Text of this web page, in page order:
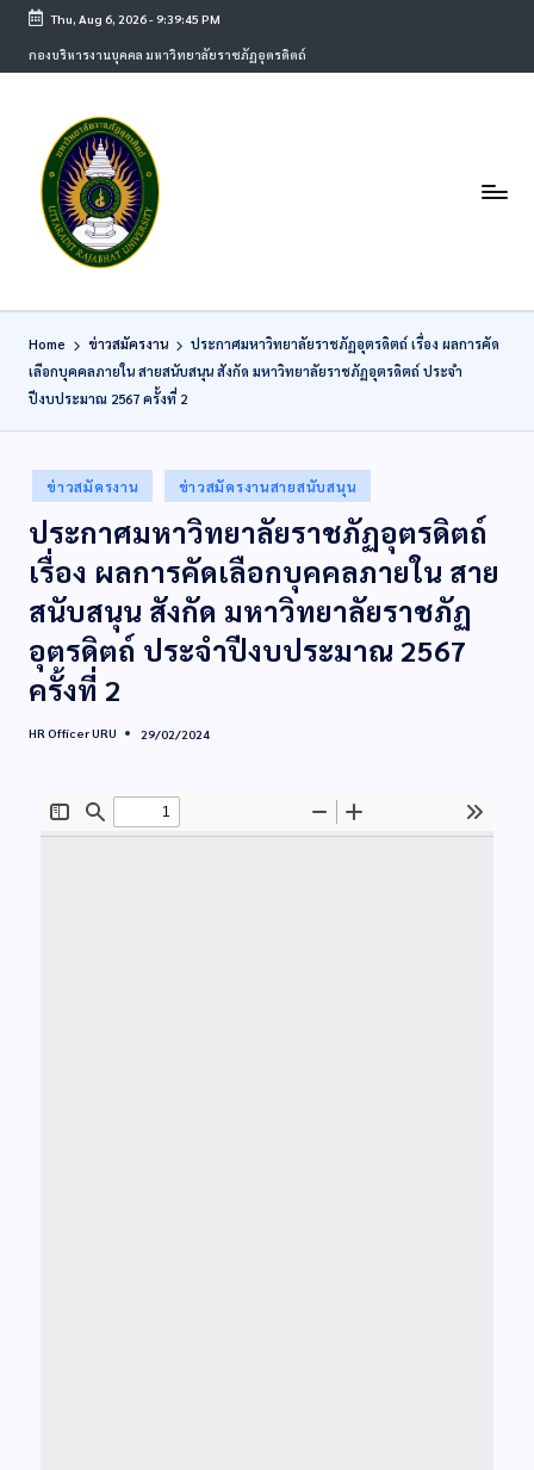
Thu, Aug 6, 2026- 9:39:45 PM
กองบริหารงานบุคคล มหาวิทยาลัยราชภัฏอุตรดิตถ์
Home ข่าวสมัครงาน
ประกาศมหาวิทยาลัยราชภัฏอุตรดิตถ์ เรื่อง ผลการคัด
เลือกบุคคลภายใน สายสนับสนุน สังกัด มหาวิทยาลัยราชภัฏอุตรดิตถ์ ประจำ
ปีงบประมาณ 2567 ครั้งที่ 2
ข่าวสมัครงาน ข่าวสมัครงานสายสนับสนุน
ประกาศมหาวิทยาลัยราชภัฏอุตรดิตถ์
เรื่อง ผลการคัดเลือกบุคคลภายใน สาย
สนับสนุน สังกัด มหาวิทยาลัยราชภัฏ
อุตรดิตถ์ ประจำปีงบประมาณ 2567
ครั้งที่ 2
HR Officer URU 29/02/2024